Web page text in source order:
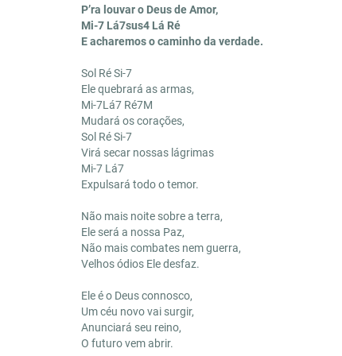
P’ra louvar o Deus de Amor,
Mi-7 Lá7sus4 Lá Ré
E acharemos o caminho da verdade.
Sol Ré Si-7
Ele quebrará as armas,
Mi-7Lá7 Ré7M
Mudará os corações,
Sol Ré Si-7
Virá secar nossas lágrimas
Mi-7 Lá7
Expulsará todo o temor.
Não mais noite sobre a terra,
Ele será a nossa Paz,
Não mais combates nem guerra,
Velhos ódios Ele desfaz.
Ele é o Deus connosco,
Um céu novo vai surgir,
Anunciará seu reino,
O futuro vem abrir.